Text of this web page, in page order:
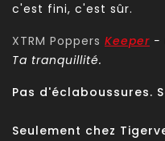
c'est fini, c'est sûr.
XTRM Poppers Keeper -
Ta tranquillité.
Pas d'éclaboussures.
Seulement chez